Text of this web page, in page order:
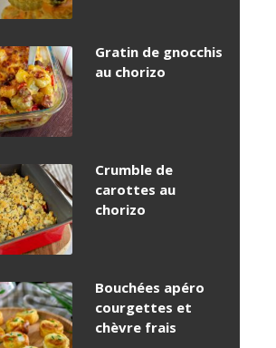
Gratin de gnocchis
au chorizo
Crumble de
carottes au
chorizo
Bouchées apéro
courgettes et
chèvre frais